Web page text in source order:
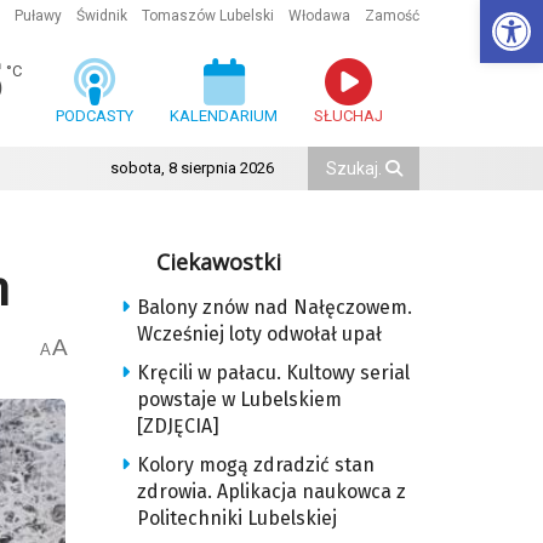
Puławy Świdnik Tomaszów Lubelski Włodawa Zamość
°C
PODCASTY KALENDARIUM SŁUCHAJ
sobota, 8 sierpnia 2026
AA
Ciekawostki
Balony znów nad Nałęczowem.
Wcześniej loty odwołał upał
Kręcili w pałacu. Kultowy serial
powstaje w Lubelskiem
[ZDJĘCIA]
Kolory mogą zdradzić stan
zdrowia. Aplikacja naukowca z
Politechniki Lubelskiej